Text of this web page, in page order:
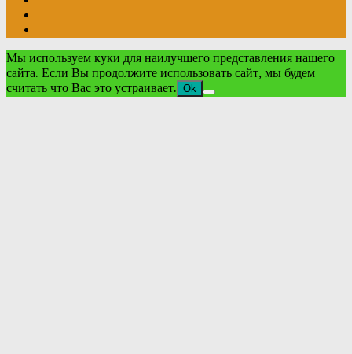
Мы используем куки для наилучшего представления нашего
сайта. Если Вы продолжите использовать сайт, мы будем
считать что Вас это устраивает. Ok